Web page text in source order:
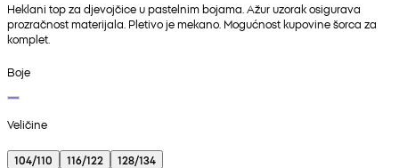
Heklani top za djevojčice u pastelnim bojama. Ažur uzorak osigurava
prozračnost materijala. Pletivo je mekano. Mogućnost kupovine šorca za
komplet.
Boje
Veličine
104/110 116/122
128/134